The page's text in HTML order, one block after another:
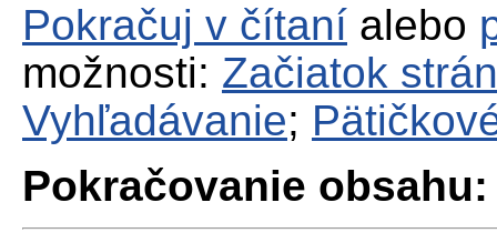
Pokračuj v čítaní alebo
možnosti: Začiatok
Vyhľadávanie;
Pokračovanie obsahu: